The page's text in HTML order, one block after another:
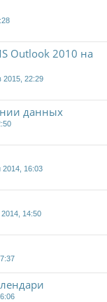
Outlook 2010 на
2015, 22:29
данных
2014, 16:03
14:50